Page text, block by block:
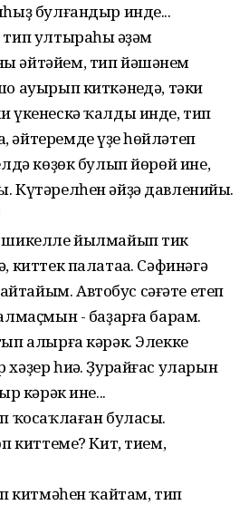
булғандыр инде...
ултыраһың әҙәм
әйтәйем, тип йәшәнем
ауырып киткәнеңдә, тәки
үкенескә ҡалды инде, тип
үҙең һөйләтеп
көҙөк булып йөрөй ине,
Күтәрелһен әйҙә давленийың.
шикелле йылмайып тик
киттек палатаңа. Сәфинәгә
Автобус сәғәте етеп
- баҙарға барам.
алырға кәрәк. Элекке
һиңә. Ҙурайғас уларын
кәрәк ине...
ҡосаҡлаған буласы.
киттеме? Кит, тием,
китмәһен ҡайтам, тип